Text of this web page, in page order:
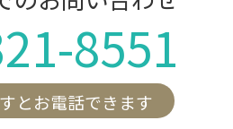
8551
とお電話できます